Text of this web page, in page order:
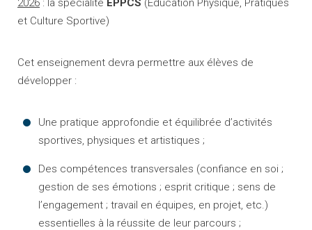
2026 : la spécialité EPPCS (Education Physique, Pratiques
et Culture Sportive)
Cet enseignement devra permettre aux élèves de
développer :
Une pratique approfondie et équilibrée d’activités
sportives, physiques et artistiques ;
Des compétences transversales (confiance en soi ;
gestion de ses émotions ; esprit critique ; sens de
l’engagement ; travail en équipes, en projet, etc.)
essentielles à la réussite de leur parcours ;